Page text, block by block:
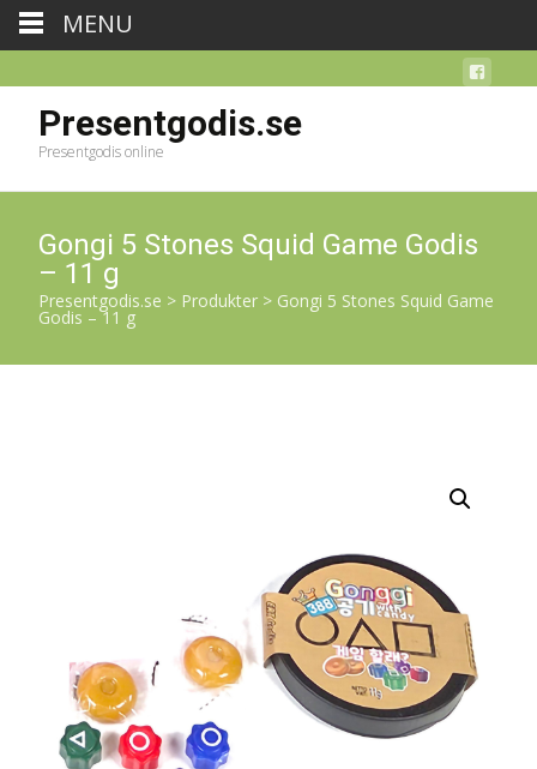
Presentgodis.se
Presentgodis online
Gongi 5 Stones Squid Game Godis
– 11 g
Presentgodis.se > Produkter > Gongi 5 Stones Squid Game
Godis – 11 g
MENU